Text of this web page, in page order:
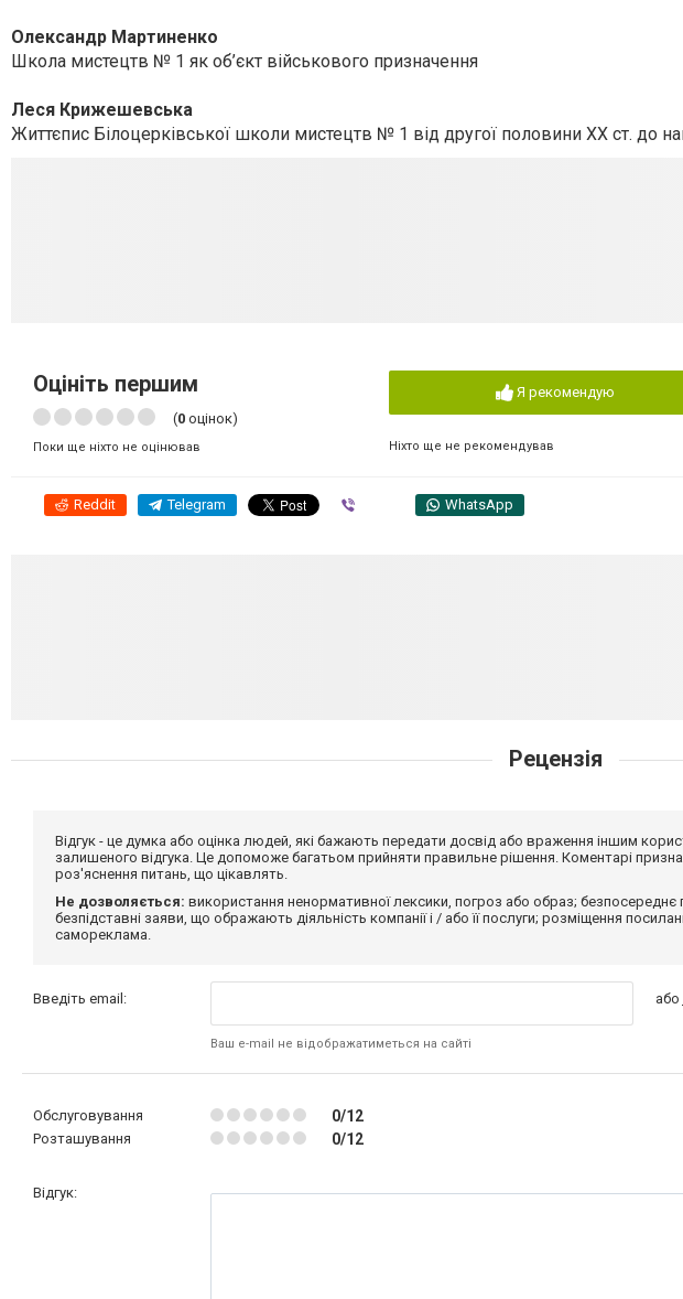
Олександр Мартиненко
Школа мистецтв № 1 як об’єкт військового призначення
Леся Крижешевська
Життєпис Білоцерківської школи мистецтв № 1 від другої половини XX ст. до
Оцініть першим
(0 оцінок)
Поки ще ніхто не оцінював
Я рекомендую
Ніхто ще не рекомендував
Reddit Telegram WhatsApp
Рецензія
Відгук - це думка або оцінка людей, які бажають передати досвід або враження іншим
залишеного відгука. Це допоможе багатьом прийняти правильне рішення. Коментарі
роз'яснення питань, що цікавлять.
Не дозволяється: використання ненормативної лексики, погроз або образ;
безпідставні заяви, що ображають діяльність компанії і / або її послуги; розміщення
самореклама.
Введіть email:
Ваш e-mail не відображатиметься на сайті
або
Обслуговування 0/12
Розташування 0/12
Відгук: